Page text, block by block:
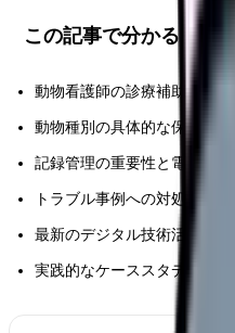
この記事で分かること
動物看護師の診療補助にお
動物種別の具体的な保定テ
記録管理の重要性と電子カ
トラブル事例への対処法と
最新のデジタル技術活用と
実践的なケーススタディと